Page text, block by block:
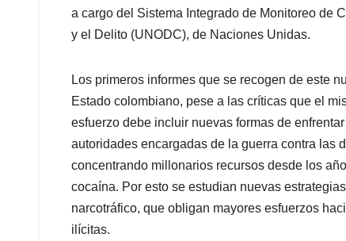
a cargo del Sistema Integrado de Monitoreo de
y el Delito (UNODC), de Naciones Unidas.
Los primeros informes que se recogen de este
Estado colombiano, pese a las críticas que el
esfuerzo debe incluir nuevas formas de
autoridades encargadas de la guerra contra las
concentrando millonarios recursos desde los
cocaína. Por esto se estudian nuevas
narcotráfico, que obligan mayores esfuerzos
ilícitas.